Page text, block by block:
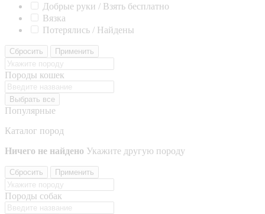
Добрые руки / Взять бесплатно
Вязка
Потерялись / Найдены
Сбросить Применить
Породы кошек
Выбрать все
Популярные
Каталог пород
Ничего не найдено Укажите другую породу
Сбросить Применить
Породы собак